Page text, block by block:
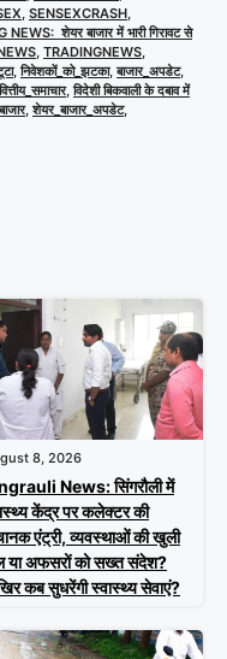
, SENSEXCRASH,
शेयर बाजार में भारी गिरावट से
, TRADINGNEWS,
,निवेशकों_को_झटका,बाजार_अपडेट,
वित्तीय_समाचार,विदेशी बिकवाली के दबाव में
,शेयर_बाजार_अपडेट,
8, 2026
News: सिंगरौली में
केंद्र पर कलेक्टर की
एंट्री, व्यवस्थाओं की खुली
या अफसरों को सख्त संदेश?
कब सुधरेंगी स्वास्थ्य सेवाएं?